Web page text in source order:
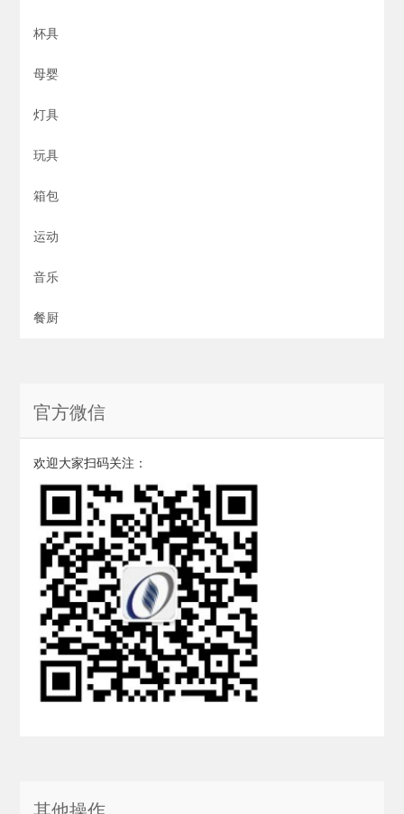
杯具
母婴
灯具
玩具
箱包
运动
音乐
餐厨
官方微信
欢迎大家扫码关注：